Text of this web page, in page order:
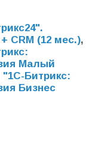
CRM (12 мес.),
Малый
Битрикс:
Бизнес